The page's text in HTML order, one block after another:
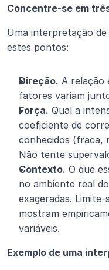
Concentre-se em
Uma interpretação
estes pontos:
Direção. A relação
fatores variam
Força. Qual a
coeficiente de
conhecidos (fraca,
Não tente
Contexto. O que
no ambiente real
exageradas.
mostram
variáveis.
Exemplo de uma